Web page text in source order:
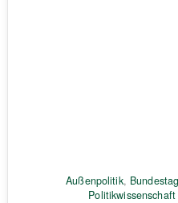
Außenpolitik,
Politikwissenschaft